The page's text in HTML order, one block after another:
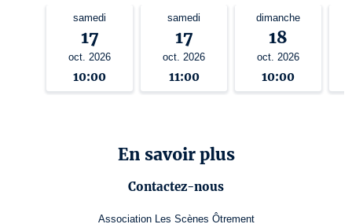
samedi
17
oct. 2026
10:00
samedi
17
oct. 2026
11:00
dimanche
18
oct. 2026
10:00
En savoir plus
Contactez-nous
Association Les Scènes Ôtrement